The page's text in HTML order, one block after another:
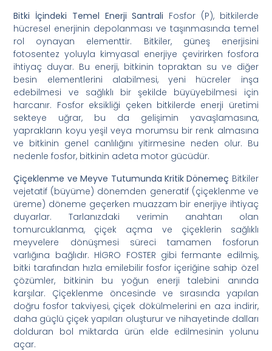
Bitki İçindeki Temel Enerji Santrali Fosfor (P), bitkilerde
hücresel enerjinin depolanması ve taşınmasında temel
rol oynayan elementtir. Bitkiler, güneş enerjisini
fotosentez yoluyla kimyasal enerjiye çevirirken fosfora
ihtiyaç duyar. Bu enerji, bitkinin topraktan su ve diğer
besin elementlerini alabilmesi, yeni hücreler inşa
edebilmesi ve sağlıklı bir şekilde büyüyebilmesi için
harcanır. Fosfor eksikliği çeken bitkilerde enerji üretimi
sekteye uğrar, bu da gelişimin yavaşlamasına,
yaprakların koyu yeşil veya morumsu bir renk almasına
ve bitkinin genel canlılığını yitirmesine neden olur. Bu
nedenle fosfor, bitkinin adeta motor gücüdür.
Çiçeklenme ve Meyve Tutumunda Kritik Dönemeç Bitkiler
vejetatif (büyüme) dönemden generatif (çiçeklenme ve
üreme) döneme geçerken muazzam bir enerjiye ihtiyaç
duyarlar. Tarlanızdaki verimin anahtarı olan
tomurcuklanma, çiçek açma ve çiçeklerin sağlıklı
meyvelere dönüşmesi süreci tamamen fosforun
varlığına bağlıdır. HİGRO FOSTER gibi fermante edilmiş,
bitki tarafından hızla emilebilir fosfor içeriğine sahip özel
çözümler, bitkinin bu yoğun enerji talebini anında
karşılar. Çiçeklenme öncesinde ve sırasında yapılan
doğru fosfor takviyesi, çiçek dökülmelerini en aza indirir,
daha güçlü çiçek yapıları oluşturur ve nihayetinde dalları
dolduran bol miktarda ürün elde edilmesinin yolunu
açar.